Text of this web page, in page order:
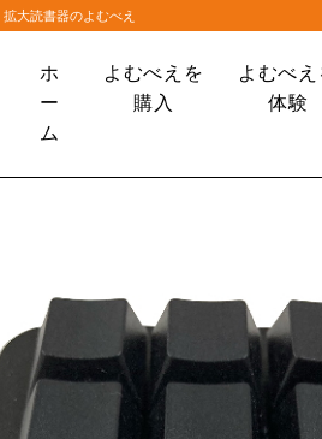
大読書器のよむべえ
ホ
ー
ム
よむべえを
購入
よむべえ
体験